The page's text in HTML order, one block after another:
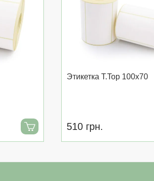
Этикетка T.Top 100x70
510 грн.